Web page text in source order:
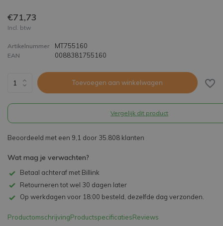
€71,73
Incl. btw
Artikelnummer MT755160
EAN 0088381755160
Toevoegen aan winkelwagen
Vergelijk dit product
Beoordeeld met een 9,1 door 35.808 klanten
Wat mag je verwachten?
Betaal achteraf met Billink
Retourneren tot wel 30 dagen later
Op werkdagen voor 18:00 besteld, dezelfde dag verzonden.
ProductomschrijvingProductspecificatiesReviews